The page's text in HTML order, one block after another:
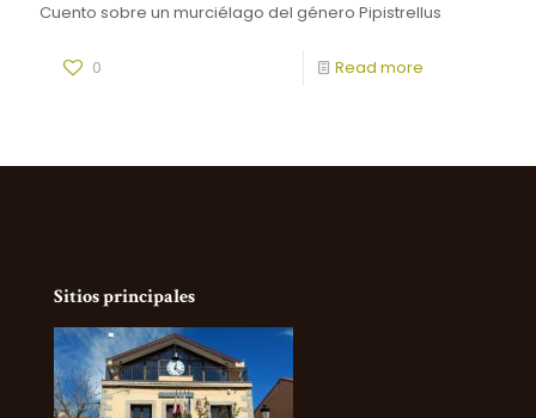
Cuento sobre un murciélago del género Pipistrellus
0 Read more
Sitios principales